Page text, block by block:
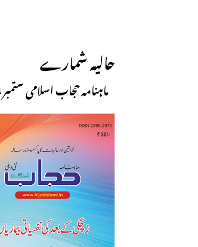
حالیہ شمارے
ماہنامہ حجاب اسلامی ستمبر 2024